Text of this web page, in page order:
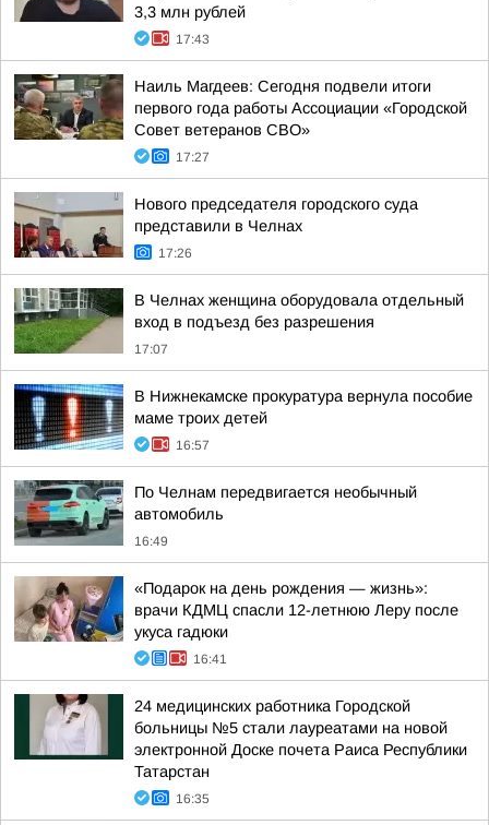
3,3 млн рублей
17:43
Наиль Магдеев: Сегодня подвели итоги
первого года работы Ассоциации «Городской
Совет ветеранов СВО»
17:27
Нового председателя городского суда
представили в Челнах
17:26
В Челнах женщина оборудовала отдельный
вход в подъезд без разрешения
17:07
В Нижнекамске прокуратура вернула пособие
маме троих детей
16:57
По Челнам передвигается необычный
автомобиль
16:49
«Подарок на день рождения — жизнь»:
врачи КДМЦ спасли 12-летнюю Леру после
укуса гадюки
16:41
24 медицинских работника Городской
больницы №5 стали лауреатами на новой
электронной Доске почета Раиса Республики
Татарстан
16:35